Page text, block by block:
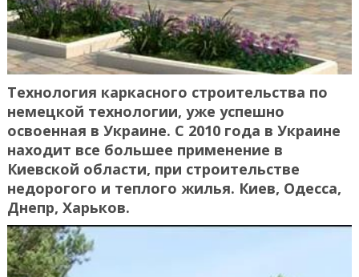
Технология каркасного строительства по
немецкой технологии, уже успешно
освоенная в Украине. С 2010 года в Украине
находит все большее применение в
Киевской области, при строительстве
недорогого и теплого жилья. Киев, Одесса,
Днепр, Харьков.